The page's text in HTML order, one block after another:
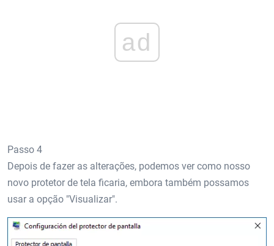
ad
Passo 4
Depois de fazer as alterações, podemos ver como nosso
novo protetor de tela ficaria, embora também possamos
usar a opção "Visualizar".